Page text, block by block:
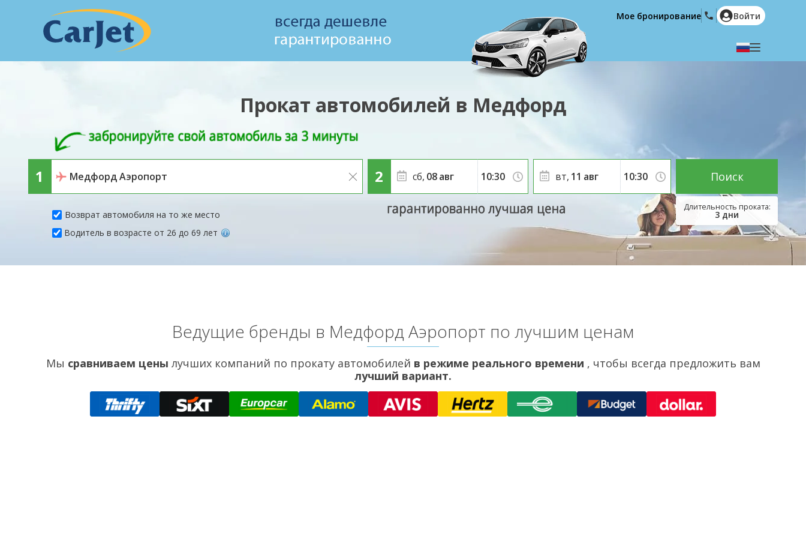
English (US)
Română
Ελληνικά
Hrvatski
العربية
Мое бронирование Войти
Прокат автомобилей в Медфорд
Возврат автомобиля на то же место
сб, 08авг
3 дни
вт, 11 авг
Водитель в возрасте от 26 до 69 лет
Поиск
Ведущие бренды в Медфорд Аэропорт по лучшим ценам
Мы сравниваем цены лучших компаний по прокату автомобилей в режиме реального времени , чтобы всегда предложить вам
лучший вариант.